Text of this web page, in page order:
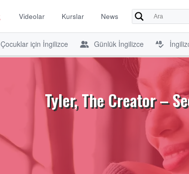
Videolar Kurslar News
Çocuklar için İngilizce Günlük İngilizce
Tyler, The Creator –